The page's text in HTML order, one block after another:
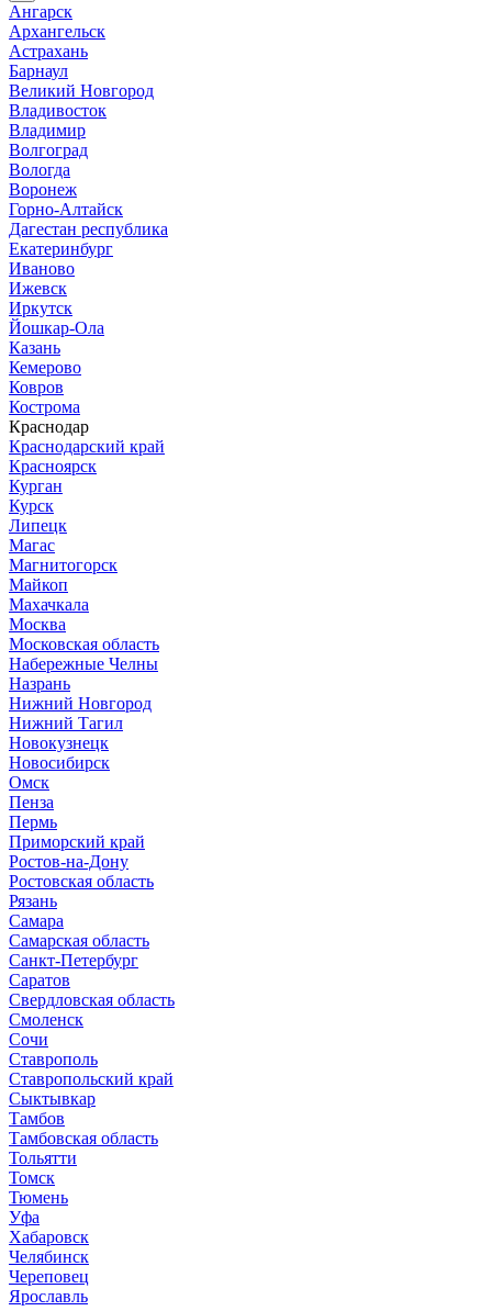
Ангарск
Архангельск
Астрахань
Барнаул
Великий Новгород
Владивосток
Владимир
Волгоград
Вологда
Воронеж
Горно-Алтайск
Дагестан республика
Екатеринбург
Иваново
Ижевск
Иркутск
Йошкар-Ола
Казань
Кемерово
Ковров
Кострома
Краснодар
Краснодарский край
Красноярск
Курган
Курск
Липецк
Магас
Магнитогорск
Майкоп
Махачкала
Москва
Московская область
Набережные Челны
Назрань
Нижний Новгород
Нижний Тагил
Новокузнецк
Новосибирск
Омск
Пенза
Пермь
Приморский край
Ростов-на-Дону
Ростовская область
Рязань
Самара
Самарская область
Санкт-Петербург
Саратов
Свердловская область
Смоленск
Сочи
Ставрополь
Ставропольский край
Сыктывкар
Тамбов
Тамбовская область
Тольятти
Томск
Тюмень
Уфа
Хабаровск
Челябинск
Череповец
Ярославль